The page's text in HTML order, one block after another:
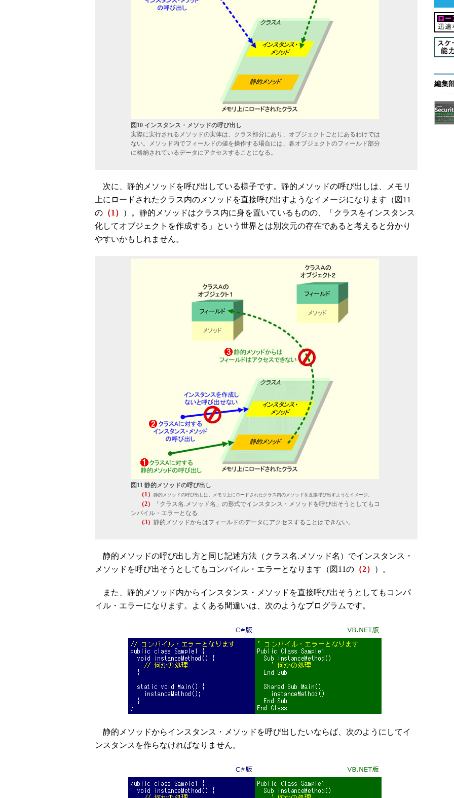
図10 インスタンス・メソッドの呼び出し
実際に実行されるメソッドの実体は、クラス部分にあり、オブジェクトごとにあるわけでは
ない。メソッド内でフィールドの値を操作する場合には、各オブジェクトのフィールド部分
に格納されているデータにアクセスすることになる。
次に、静的メソッドを呼び出している様子です。静的メソッドの呼び出しは、メモリ
上にロードされたクラス内のメソッドを直接呼び出すようなイメージになります（図11
の （1）
）。静的メソッドはクラス内に身を置いているものの、「クラスをインスタンス
化してオブジェクトを作成する」という世界とは別次元の存在であると考えると分かり
やすいかもしれません。
図11 静的メソッドの呼び出し
（1）
静的メソッドの呼び出しは、メモリ上にロードされたクラス内のメソッドを直接呼び出すようなイメージ。
（2）
「クラス名.メソッド名」の形式でインスタンス・メソッドを呼び出そうとしてもコ
ンパイル・エラーとなる
（3） 静的メソッドからはフィールドのデータにアクセスすることはできない。
静的メソッドの呼び出し方と同じ記述方法（クラス名.メソッド名）でインスタンス・
メソッドを呼び出そうとしてもコンパイル・エラーとなります（図11の （2） ）。
また、静的メソッド内からインスタンス・メソッドを直接呼び出そうとしてもコンパ
イル・エラーになります。よくある間違いは、次のようなプログラムです。
静的メソッドからインスタンス・メソッドを呼び出したいならば、次のようにしてイ
ンスタンスを作らなければなりません。
編集